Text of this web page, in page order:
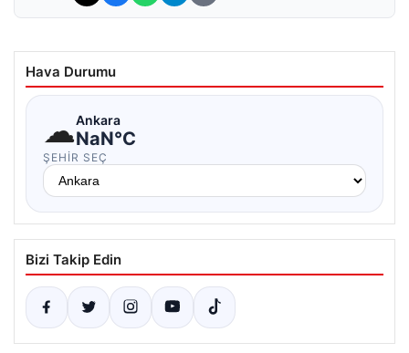
Hava Durumu
☁Ankara
NaN°C
ŞEHIR SEÇ
Bizi Takip Edin